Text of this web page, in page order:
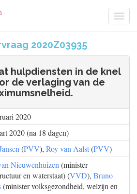
2020Z03935
hulpdiensten in de knel
de verlaging van de
2020
2020 (na 18 dagen)
(PVV), Roy van Aalst(PVV)
Nieuwenhuizen (minister
en waterstaat) (VVD), Bruno
(minister volksgezondheid, welzijn en